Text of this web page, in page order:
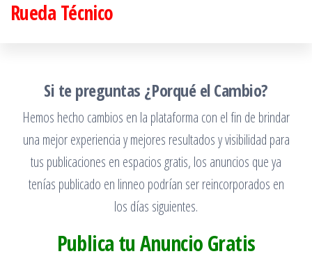
SaltarRueda Técnico
Si te preguntas ¿Porqué el Cambio?
Hemos hecho cambios en la plataforma con el fin de brindar
una mejor experiencia y mejores resultados y visibilidad para
tus publicaciones en espacios gratis, los anuncios que ya
tenías publicado en linneo podrían ser reincorporados en
los días siguientes.
Publica tu Anuncio Gratis